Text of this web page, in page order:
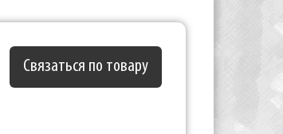
Связаться по товару